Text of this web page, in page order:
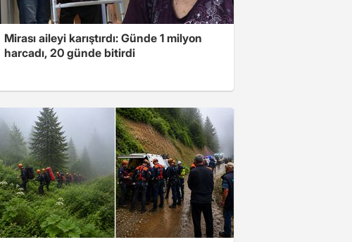
Mirası aileyi karıştırdı: Günde 1 milyon
harcadı, 20 günde bitirdi